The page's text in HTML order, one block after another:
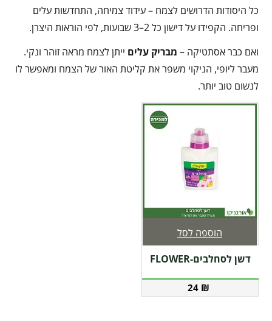
כל היסודות הדרושים לצמח – עידוד צמיחה, התחדשות עלים
ופריחה. הקפידו על דישון כל 2–3 שבועות, לפי הוראות היצרן.
ואם כבר אסתטיקה – מבריק עלים ייתן לצמח מראה זוהר ונקי.
מעבר ליופי, הניקוי משפר את קליטת האור של הצמח ומאפשר לו
לנשום טוב יותר.
דשן לסחלבים-FLOWER
24 ₪
הוספה לסל